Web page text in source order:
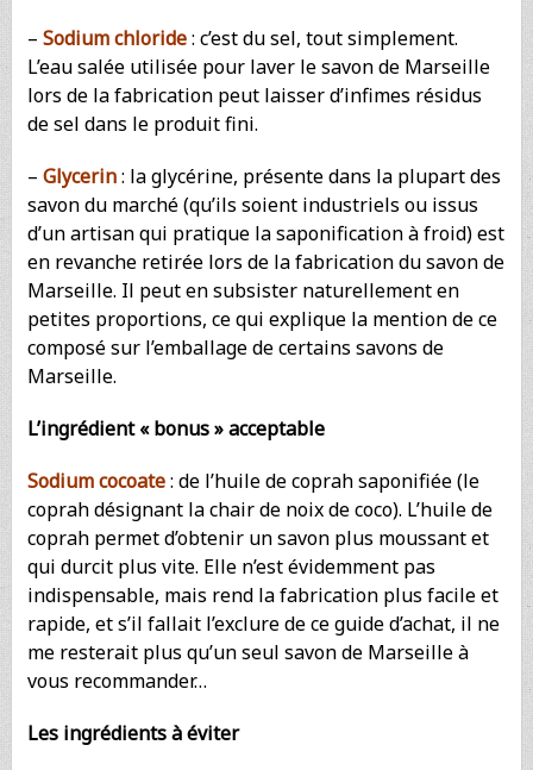
– Sodium chloride: c’est du sel, tout simplement.
L’eau salée utilisée pour laver le savon de Marseille
lors de la fabrication peut laisser d’infimes résidus
de sel dans le produit fini.
– Glycerin: la glycérine, présente dans la plupart des
savon du marché (qu’ils soient industriels ou issus
d’un artisan qui pratique la saponification à froid) est
en revanche retirée lors de la fabrication du savon de
Marseille. Il peut en subsister naturellement en
petites proportions, ce qui explique la mention de ce
composé sur l’emballage de certains savons de
Marseille.
L’ingrédient « bonus » acceptable
Sodium cocoate: de l’huile de coprah saponifiée (le
coprah désignant la chair de noix de coco). L’huile de
coprah permet d’obtenir un savon plus moussant et
qui durcit plus vite. Elle n’est évidemment pas
indispensable, mais rend la fabrication plus facile et
rapide, et s’il fallait l’exclure de ce guide d’achat, il ne
me resterait plus qu’un seul savon de Marseille à
vous recommander…
Les ingrédients à éviter